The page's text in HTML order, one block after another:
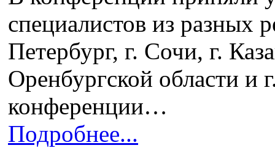
специалистов из разных
Петербург, г. Сочи, г.
Оренбургской области и
конференции…
Подробнее...